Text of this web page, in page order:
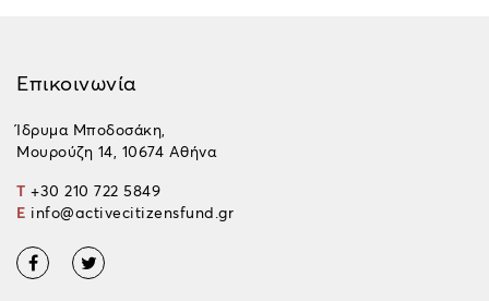
Επικοινωνία
Ίδρυμα Μποδοσάκη,
Μουρούζη 14, 10674 Αθήνα
T +30 210 722 5849
E info@activecitizensfund.gr